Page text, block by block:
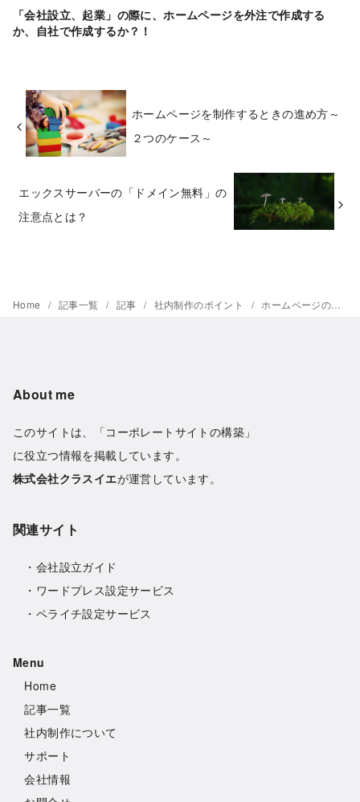
「会社設立、起業」の際に、ホームページを外注で作成する
か、自社で作成するか？！
ホームページを制作するときの進め方～
２つのケース～
エックスサーバーの「ドメイン無料」の
注意点とは？
Home 記事一覧 記事 社内制作のポイント ホームページの運用面のポイントとは？！
About me
このサイトは、「コーポレートサイトの構築」
に役立つ情報を掲載しています。
株式会社クラスイエが運営しています。
関連サイト
・ 会社設立ガイド
・ ワードプレス設定サービス
・ ペライチ設定サービス
Menu
Home
記事一覧
社内制作について
サポート
会社情報